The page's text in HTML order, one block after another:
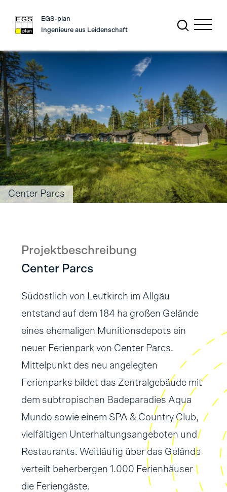
EGS-plan
Ingenieure aus Leidenschaft
Center Parcs
Projektbeschreibung
Center Parcs
Südöstlich von Leutkirch im Allgäu
entstand auf dem 184 ha großen Gelände
eines ehemaligen Munitionsdepots ein
neuer Ferienpark von Center Parcs.
Mittelpunkt des neu angelegten
Ferienparks bildet das Zentralgebäude mit
dem subtropischen Badeparadies Aqua
Mundo sowie einem SPA & Country Club,
vielfältigen Unterhaltungsangeboten und
Restaurants. Weitläufig über das Gelände
verteilt beherbergen 1.000 Ferienhäuser
die Feriengäste.